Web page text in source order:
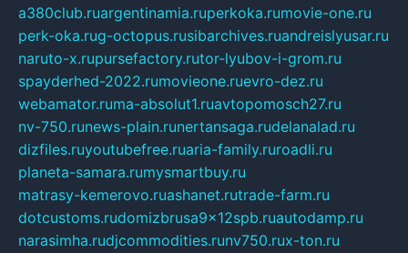
a380club.ruargentinamia.ruperkoka.rumovie-one.ru
perk-oka.rug-octopus.rusibarchives.ruandreislyusar.ru
naruto-x.rupursefactory.rutor-lyubov-i-grom.ru
spayderhed-2022.rumovieone.ruevro-dez.ru
webamator.ruma-absolut1.ruavtopomosch27.ru
nv-750.runews-plain.runertansaga.rudelanalad.ru
dizfiles.ruyoutubefree.ruaria-family.ruroadli.ru
planeta-samara.rumysmartbuy.ru
matrasy-kemerovo.ruashanet.rutrade-farm.ru
dotcustoms.rudomizbrusa9x12spb.ruautodamp.ru
narasimha.rudjcommodities.runv750.rux-ton.ru